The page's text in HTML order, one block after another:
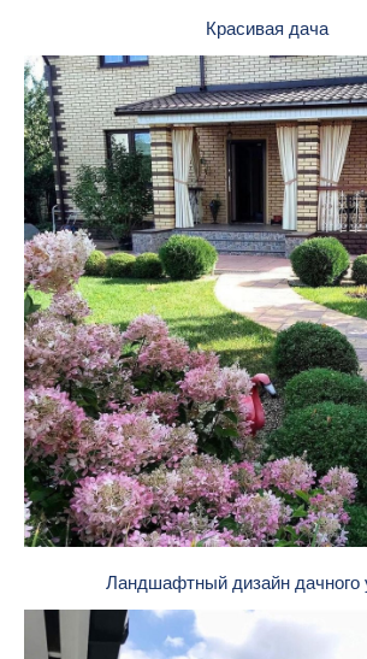
Красивая дача
Ландшафтный дизайн дачного